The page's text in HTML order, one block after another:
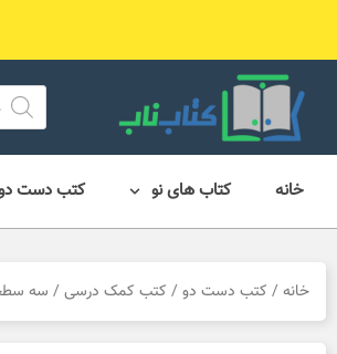
محتوا
خانه کتاب های نو کتب دست
خانه / کتب دست دو / کتب کمک درسی / سه